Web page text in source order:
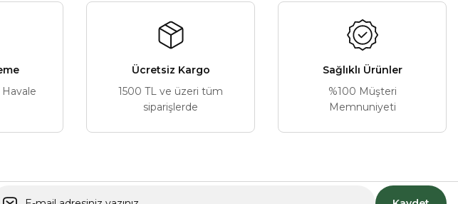
Havale
Ücretsiz Kargo
1500 TL ve üzeri tüm
siparişlerde
Sağlıklı Ürünler
%100 Müşteri
Memnuniyeti